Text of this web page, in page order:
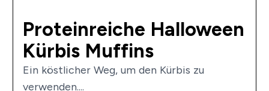
Proteinreiche Halloween
Kürbis Muffins
Ein köstlicher Weg, um den Kürbis zu
verwenden....